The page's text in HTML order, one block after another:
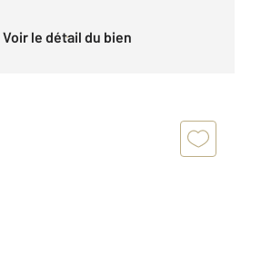
Voir le détail du bien